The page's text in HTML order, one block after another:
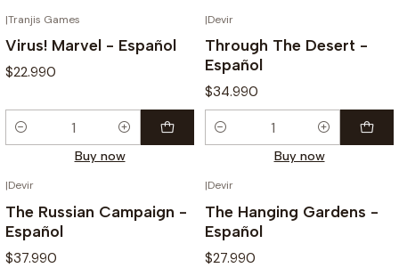
|Tranjis Games
Virus! Marvel - Español
$22.990
Quantity
Buy now
|Devir
Through The Desert -
Español
$34.990
Quantity
Buy now
|Devir
The Russian Campaign -
Español
$37.990
|Devir
The Hanging Gardens -
Español
$27.990